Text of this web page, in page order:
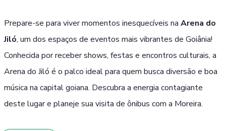
Prepare-se para viver momentos inesquecíveis na Arena do
Jiló, um dos espaços de eventos mais vibrantes de Goiânia!
Conhecida por receber shows, festas e encontros culturais, a
Arena do Jiló é o palco ideal para quem busca diversão e boa
música na capital goiana. Descubra a energia contagiante
deste lugar e planeje sua visita de ônibus com a Moreira.